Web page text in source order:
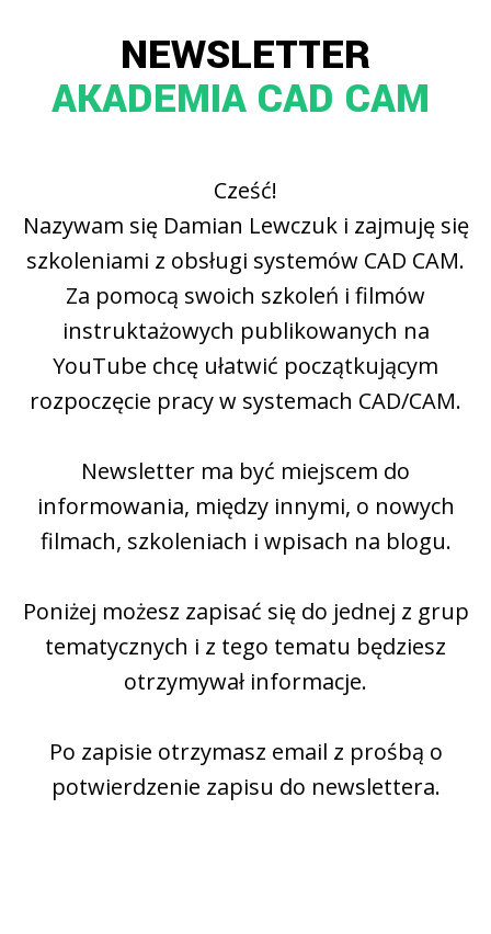
NEWSLETTER
AKADEMIA CAD CAM
Cześć!
Nazywam się Damian Lewczuk i zajmuję się
szkoleniami z obsługi systemów CAD CAM.
Za pomocą swoich szkoleń i filmów
instruktażowych publikowanych na
YouTube chcę ułatwić początkującym
rozpoczęcie pracy w systemach CAD/CAM.
Newsletter ma być miejscem do
informowania, między innymi, o nowych
filmach, szkoleniach i wpisach na blogu.
Poniżej możesz zapisać się do jednej z grup
tematycznych i z tego tematu będziesz
otrzymywał informacje.
Po zapisie otrzymasz email z prośbą o
potwierdzenie zapisu do newslettera.